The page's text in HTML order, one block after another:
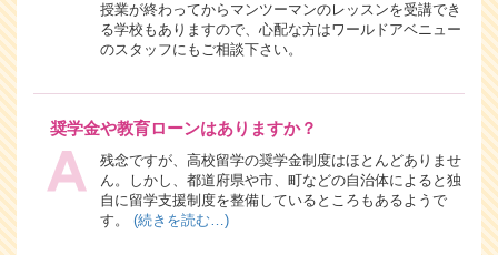
授業が終わってからマンツーマンのレッスンを受講でき
る学校もありますので、心配な方はワールドアベニュー
のスタッフにもご相談下さい。
奨学金や教育ローンはありますか？
残念ですが、高校留学の奨学金制度はほとんどありませ
ん。しかし、都道府県や市、町などの自治体によると独
自に留学支援制度を整備しているところもあるようで
す。 (続きを読む…)